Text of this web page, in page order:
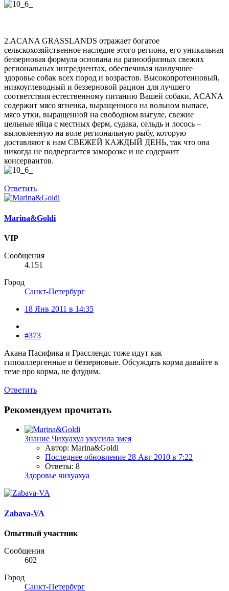
2.ACANA GRASSLANDS отражает богатое
сельскохозяйственное наследие этого региона, его уникальная
беззерновая формула основана на разнообразных свежих
региональных ингредиентах, обеспечивая наилучшее
здоровье собак всех пород и возрастов. Высокопротеиновый,
низкоуглеводный и беззерновой рацион для лучшего
соответствия естественному питанию Вашей собаки, ACANA
содержит мясо ягненка, выращенного на вольном выпасе,
мясо утки, выращенной на свободном выгуле, свежие
цельные яйца с местных ферм, судака, сельдь и лосось –
выловленную на воле региональную рыбу, которую
доставляют к нам СВЕЖЕЙ КАЖДЫЙ ДЕНЬ, так что она
никогда не подвергается заморозке и не содержит
консервантов.
Ответить
Marina&Goldi
VIP
Сообщения
4.151
Город
Санкт-Петербург
18 Янв 2011 в 14:35
#373
Акана Пасифика и Грасслендс тоже идут как
гипоаллергенные и беззерновые. Обсуждать корма давайте в
теме про корма, не флудим.
Ответить
Рекомендуем прочитать
Знание Чихуахуа укусила змея
Автор: Marina&Goldi
Последнее обновление 28 Авг 2010 в 7:22
Ответы: 8
Здоровье чихуахуа
Zabava-VA
Опытный участник
Сообщения
602
Город
Санкт-Петербург